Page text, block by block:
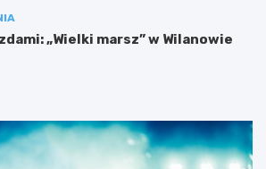
„Wielki marsz” w Wilanowie